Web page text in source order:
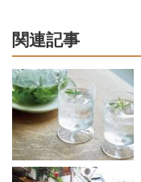
関連記事